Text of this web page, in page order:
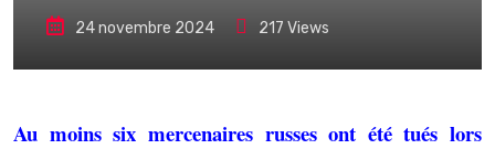
24 novembre 2024 217 Views
Au moins six mercenaires russes ont été tués lors